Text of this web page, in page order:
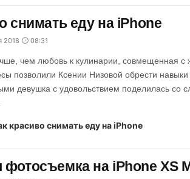
снимать еду на iPhone
2018 08:31
чем любовь к кулинарии, совмещенная
позволили Ксении Низовой обрести
девушка с удовольствием поделилась со
на iPhone XS